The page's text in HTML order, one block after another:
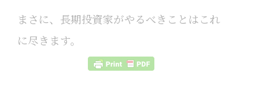
まさに、長期投資家がやるべきことはこれ
に尽きます。